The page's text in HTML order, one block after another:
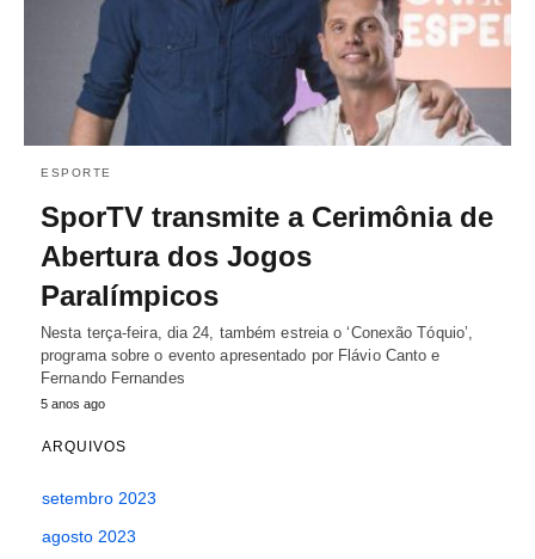
ESPORTE
SporTV transmite a Cerimônia de
Abertura dos Jogos
Paralímpicos
Nesta terça-feira, dia 24, também estreia o ‘Conexão Tóquio’,
programa sobre o evento apresentado por Flávio Canto e
Fernando Fernandes
5 anos ago
ARQUIVOS
setembro 2023
agosto 2023